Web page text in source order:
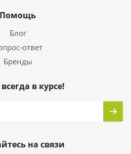
Помощь
Блог
ответ
Бренды
в курсе!
на связи